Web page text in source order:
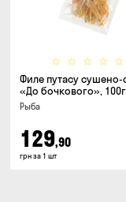
Филе путасу сушено-
«До бочкового», 100г
Рыба
129,90
грн за 1 шт